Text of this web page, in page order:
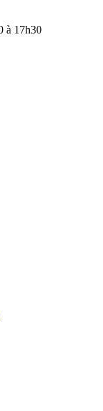
à 17h30